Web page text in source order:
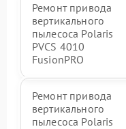
Ремонт привода
вертикального
пылесоса Polaris
PVCS 4010
FusionPRO
Ремонт привода
вертикального
пылесоса Polaris